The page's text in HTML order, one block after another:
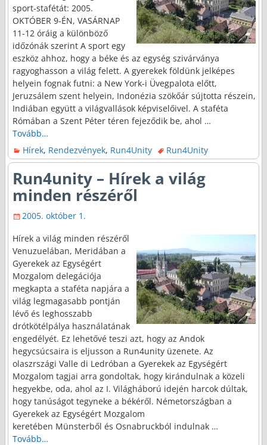
sport-stafétát: 2005.
OKTÓBER 9-ÉN, VASÁRNAP
11-12 óráig a különböző
időzónák szerint A sport egy
eszköz ahhoz, hogy a béke és az egység szivárványa
ragyoghasson a világ felett. A gyerekek földünk jelképes
helyein fognak futni: a New York-i Üvegpalota előtt,
Jeruzsálem szent helyein, Indonézia szökőár sújtotta részein,
Indiában együtt a világvallások képviselőivel. A staféta
Rómában a Szent Péter téren fejeződik be, ahol …
Tovább…
Hírek, Rendezvények, Run4Unity Run4Unity
Run4unity – Hírek a világ
minden részéről
2005. október 1.
Hírek a világ minden részéről
Venuzuelában, Meridában a
Gyerekek az Egységért
Mozgalom delegációja
megkapta a staféta napjára a
világ legmagasabb pontján
lévő és leghosszabb
drótkötélpálya használatának
engedélyét. Ez lehetővé teszi azt, hogy az Andok
hegycsúcsaira is eljusson a Run4unity üzenete. Az
olaszrszági Valle di Ledróban a Gyerekek az Egységért
Mozgalom tagjai arra gondoltak, hogy kirándulnak a közeli
hegyekbe, oda, ahol az I. Világháború idején harcok dúltak,
hogy tanúságot tegyneke a békéről. Németországban a
Gyerekek az Egységért Mozgalom
keretében Münsterből és Osnabruckból indulnak …
Tovább…